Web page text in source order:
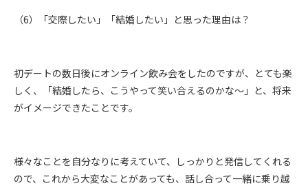
（6）「交際したい」「結婚したい」と思った理由は？
初デートの数日後にオンライン飲み会をしたのですが、とても楽
しく、「結婚したら、こうやって笑い合えるのかな～」と、将来
がイメージできたことです。
様々なことを自分なりに考えていて、しっかりと発信してくれる
ので、これから大変なことがあっても、話し合って一緒に乗り越